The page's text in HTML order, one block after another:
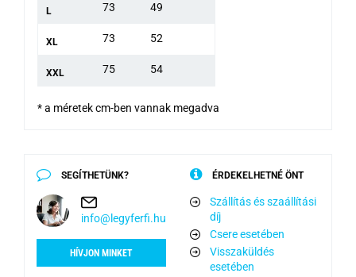
L 73 49
XL 73 52
XXL 75 54
* a méretek cm-ben vannak megadva
SEGÍTHETÜNK?
info@legyferfi.hu
HÍVJON MINKET
ÉRDEKELHETNÉ ÖNT
Szállítás és szaállítási
díj
Csere esetében
Visszaküldés
esetében